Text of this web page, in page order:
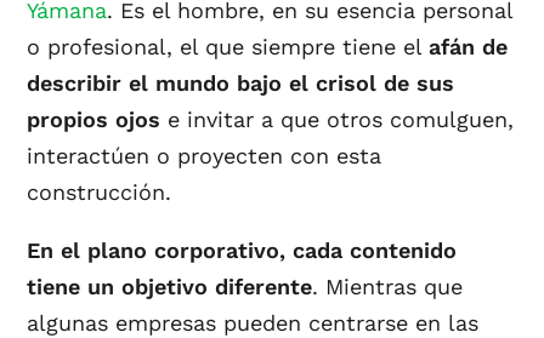
Yámana. Es el hombre, en su esencia personal
o profesional, el que siempre tiene elafán de
describir el mundo bajo el crisol de sus
propios ojos e invitar a que otros comulguen,
interactúen o proyecten con esta
construcción.
En el plano corporativo, cada contenido
tiene un objetivo diferente. Mientras que
algunas empresas pueden centrarse en las